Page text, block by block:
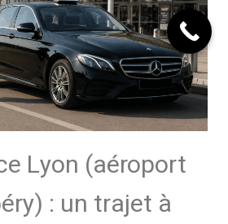
Lyon (aéroport
: un trajet à